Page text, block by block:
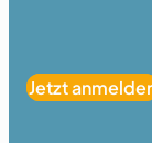
Jetzt